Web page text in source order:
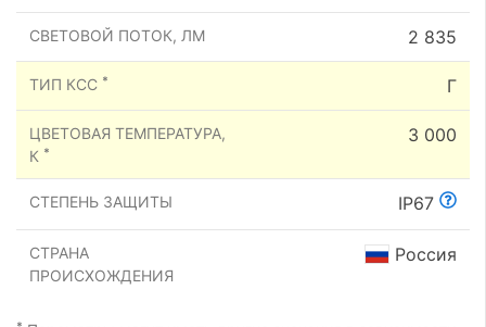
СВЕТОВОЙ ПОТОК, ЛМ 2 835
ТИП КСС * Г
ЦВЕТОВАЯ ТЕМПЕРАТУРА,
К *
3 000
СТЕПЕНЬ ЗАЩИТЫ IP67
СТРАНА
ПРОИСХОЖДЕНИЯ
Россия